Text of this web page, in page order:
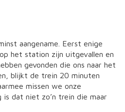
aangename. Eerst enige
het station zijn uitgevallen en
gevonden die ons naar het
blijkt de trein 20 minuten
missen we onze
is dat niet zo’n trein die maar